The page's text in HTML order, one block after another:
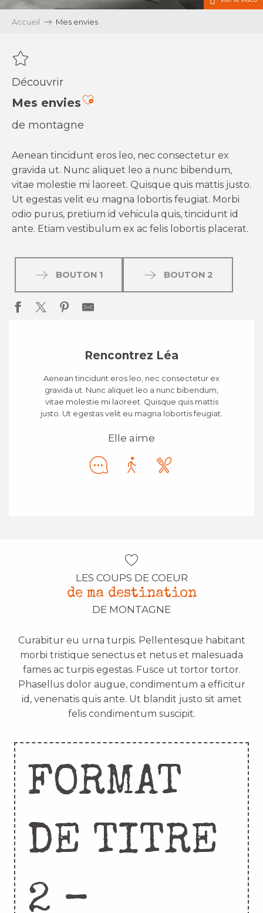
Accueil Mes envies
Découvrir
Mes enviesAjouter aux favoris
de montagne
Aenean tincidunt eros leo, nec consectetur ex
gravida ut. Nunc aliquet leo a nunc bibendum,
vitae molestie mi laoreet. Quisque quis mattis justo.
Ut egestas velit eu magna lobortis feugiat. Morbi
odio purus, pretium id vehicula quis, tincidunt id
ante. Etiam vestibulum ex ac felis lobortis placerat.
BOUTON 1 BOUTON 2
Rencontrez Léa
Aenean tincidunt eros leo, nec consectetur ex
gravida ut. Nunc aliquet leo a nunc bibendum,
vitae molestie mi laoreet. Quisque quis mattis
justo. Ut egestas velit eu magna lobortis feugiat.
Elle aime
LES COUPS DE COEUR
de ma destination
DE MONTAGNE
Curabitur eu urna turpis. Pellentesque habitant
morbi tristique senectus et netus et malesuada
fames ac turpis egestas. Fusce ut tortor tortor.
Phasellus dolor augue, condimentum a efficitur
id, venenatis quis ante. Ut blandit justo sit amet
felis condimentum suscipit.
FORMAT
DE TITRE
2 –